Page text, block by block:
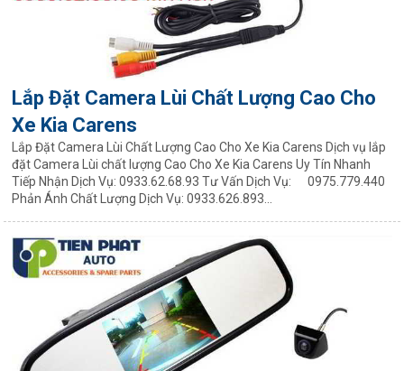
Lắp Đặt Camera Lùi Chất Lượng Cao Cho
Xe Kia Carens
Lắp Đặt Camera Lùi Chất Lượng Cao Cho Xe Kia Carens Dịch vụ lắp
đặt Camera Lùi chất lượng Cao Cho Xe Kia Carens Uy Tín Nhanh
Tiếp Nhận Dịch Vụ: 0933.62.68.93 Tư Vấn Dịch Vụ: 0975.779.440
Phản Ánh Chất Lượng Dịch Vụ: 0933.626.893...